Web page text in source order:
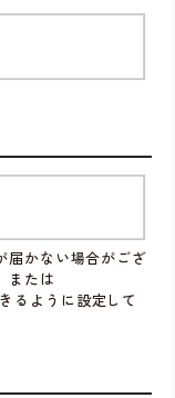
届かない場合がござ
または
るように設定して